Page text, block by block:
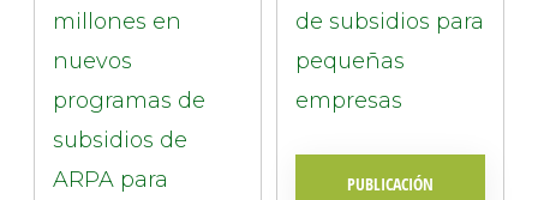
millones en
nuevos
programas de
subsidios de
ARPA para
de subsidios para
pequeñas
empresas
PUBLICACIÓN